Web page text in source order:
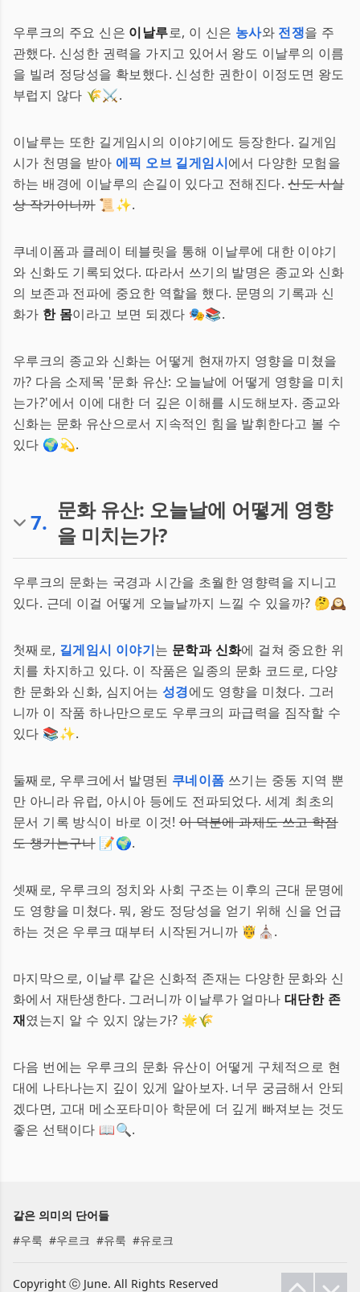
우루크의 주요 신은 이날루로, 이 신은 농사와 전쟁을 주
관했다. 신성한 권력을 가지고 있어서 왕도 이날루의 이름
을 빌려 정당성을 확보했다. 신성한 권한이 이정도면 왕도
부럽지 않다 🌾⚔️.
이날루는 또한 길게임시의 이야기에도 등장한다. 길게임
시가 천명을 받아 에픽 오브 길게임시에서 다양한 모험을
하는 배경에 이날루의 손길이 있다고 전해진다.신도 사실
상 작가이니까📜✨.
쿠네이폼과 클레이 테블릿을 통해 이날루에 대한 이야기
와 신화도 기록되었다. 따라서 쓰기의 발명은 종교와 신화
의 보존과 전파에 중요한 역할을 했다. 문명의 기록과 신
화가 한 몸이라고 보면 되겠다 🎭📚.
우루크의 종교와 신화는 어떻게 현재까지 영향을 미쳤을
까? 다음 소제목 '문화 유산: 오늘날에 어떻게 영향을 미치
는가?'에서 이에 대한 더 깊은 이해를 시도해보자. 종교와
신화는 문화 유산으로서 지속적인 힘을 발휘한다고 볼 수
있다 🌍💫.
7. 문화 유산: 오늘날에 어떻게 영향
을 미치는가?
우루크의 문화는 국경과 시간을 초월한 영향력을 지니고
있다. 근데 이걸 어떻게 오늘날까지 느낄 수 있을까? 🤔🕰️
첫째로, 길게임시 이야기는 문학과 신화에 걸쳐 중요한 위
치를 차지하고 있다. 이 작품은 일종의 문화 코드로, 다양
한 문화와 신화, 심지어는 성경에도 영향을 미쳤다. 그러
니까 이 작품 하나만으로도 우루크의 파급력을 짐작할 수
있다 📚✨.
둘째로, 우루크에서 발명된 쿠네이폼 쓰기는 중동 지역 뿐
만 아니라 유럽, 아시아 등에도 전파되었다. 세계 최초의
문서 기록 방식이 바로 이것!이 덕분에 과제도 쓰고 학점
도 챙기는구나📝🌍.
셋째로, 우루크의 정치와 사회 구조는 이후의 근대 문명에
도 영향을 미쳤다. 뭐, 왕도 정당성을 얻기 위해 신을 언급
하는 것은 우루크 때부터 시작된거니까 🤴⛪.
마지막으로, 이날루 같은 신화적 존재는 다양한 문화와 신
화에서 재탄생한다. 그러니까 이날루가 얼마나 대단한 존
재였는지 알 수 있지 않는가? 🌟🌾
다음 번에는 우루크의 문화 유산이 어떻게 구체적으로 현
대에 나타나는지 깊이 있게 알아보자. 너무 궁금해서 안되
겠다면, 고대 메소포타미아 학문에 더 깊게 빠져보는 것도
좋은 선택이다 📖🔍.
같은 의미의 단어들
#우룩 #우르크 #유룩 #유로크
Copyright ⓒ June. All Rights Reserved